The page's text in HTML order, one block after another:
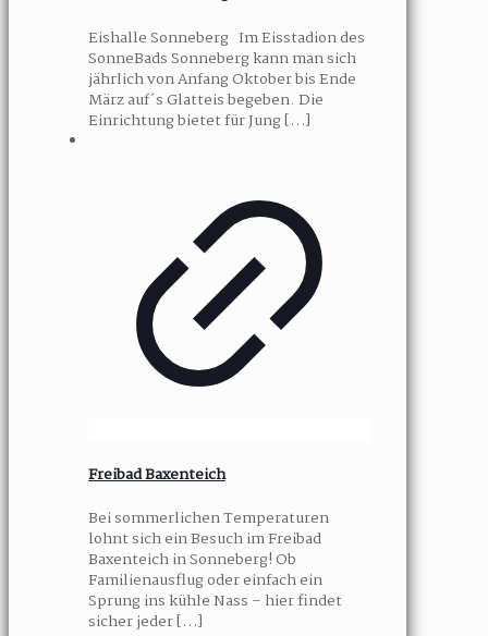
Eishalle Sonneberg Im Eisstadion des
SonneBads Sonneberg kann man sich
jährlich von Anfang Oktober bis Ende
März auf´s Glatteis begeben. Die
Einrichtung bietet für Jung[…]
Freibad Baxenteich
Bei sommerlichen Temperaturen
lohnt sich ein Besuch im Freibad
Baxenteich in Sonneberg! Ob
Familienausflug oder einfach ein
Sprung ins kühle Nass – hier findet
sicher jeder[…]